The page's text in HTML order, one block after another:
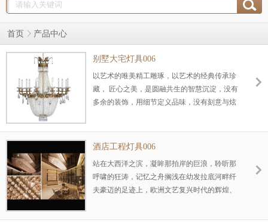
首页 产品中心
别墅大宅灯具006
以艺术的唯美精工雕琢，以艺术的经典传承珍
藏， 匠心之美，是圆融共生的智慧沉淀，没有
多余的装饰，用细节定义品味，没有刻意与炫
人生。
酒店工程灯具006
站在大西洋之滨，凝眸那拍岸的巨浪，聆听那
呼啸的狂涛，记忆之舟搁浅在幼发拉底河畔纤
夫豪迈的足迹上，欧洲文艺复兴时代的辉煌、